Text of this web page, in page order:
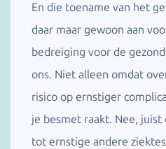
En die toename van het
daar maar gewoon aan
bedreiging voor de
ons. Niet alleen omdat
risico op ernstiger
je besmet raakt. Nee,
tot ernstige andere